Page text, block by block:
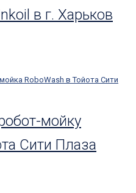
в г. Харьков
мойку
Сити Плаза